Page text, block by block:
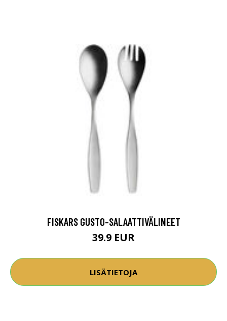
FISKARS GUSTO-SALAATTIVÄLINEET
39.9 EUR
LISÄTIETOJA